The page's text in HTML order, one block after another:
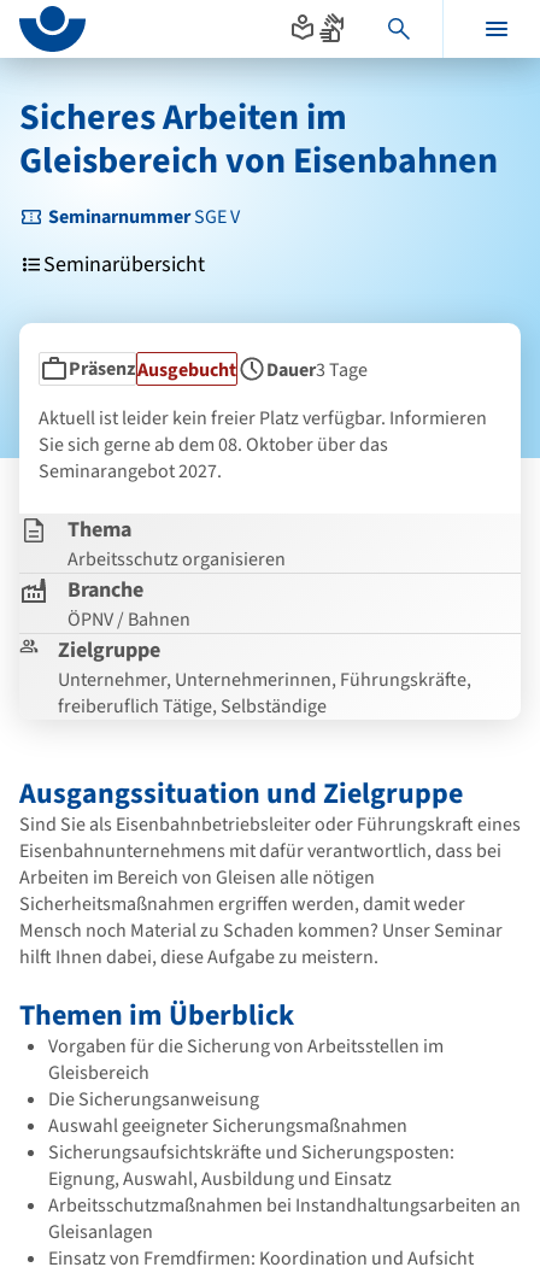
Seitenanfang
zum
Inhalt
zur
Navigation
im
Fußbereich
Hauptinhalt
Sicheres Arbeiten im
Gleisbereich von Eisenbahnen
SeminarnummerSGE V
Seminarübersicht
Seminarform
PräsenzStatus
Ausgebucht Dauer3 Tage
Aktuell ist leider kein freier Platz verfügbar. Informieren
Sie sich gerne ab dem 08. Oktober über das
Seminarangebot 2027.
Thema
Arbeitsschutz organisieren
Branche
ÖPNV / Bahnen
Zielgruppe
Unternehmer, Unternehmerinnen, Führungskräfte,
freiberuflich Tätige, Selbständige
Ausgangssituation und Zielgruppe
Sind Sie als Eisenbahnbetriebsleiter oder Führungskraft eines
Eisenbahnunternehmens mit dafür verantwortlich, dass bei
Arbeiten im Bereich von Gleisen alle nötigen
Sicherheitsmaßnahmen ergriffen werden, damit weder
Mensch noch Material zu Schaden kommen? Unser Seminar
hilft Ihnen dabei, diese Aufgabe zu meistern.
Themen im Überblick
Vorgaben für die Sicherung von Arbeitsstellen im
Gleisbereich
Die Sicherungsanweisung
Auswahl geeigneter Sicherungsmaßnahmen
Sicherungsaufsichtskräfte und Sicherungsposten:
Eignung, Auswahl, Ausbildung und Einsatz
Arbeitsschutzmaßnahmen bei Instandhaltungsarbeiten an
Gleisanlagen
Einsatz von Fremdfirmen: Koordination und Aufsicht